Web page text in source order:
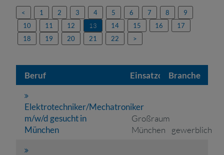
< 1 2 3 4 5 6 7 8
9
10
11 12 13 14 15 16
17
18
19 20 21 22 >
Beruf EinsatzortBranche
Elektrotechniker/Mechatroniker
m/w/d gesucht in
München
Großraum
München
gewerblich